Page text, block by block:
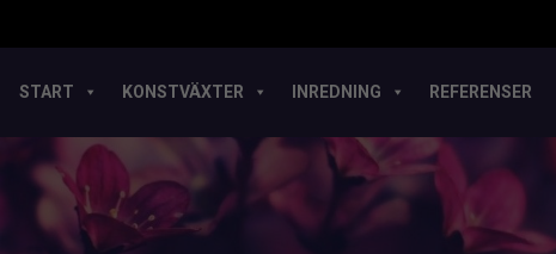
START KONSTVÄXTER INREDNING REFERENSER